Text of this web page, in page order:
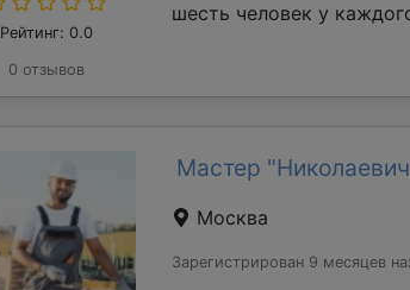
Рейтинг: 0.0
0 отзывов
шесть человек у
Мастер
Москва
Зарегистрирован 9 месяцев